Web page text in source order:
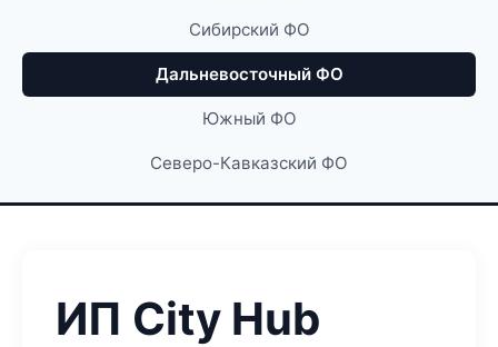
Сибирский ФО
Дальневосточный ФО
Южный ФО
Северо-Кавказский ФО
ИП City Hub